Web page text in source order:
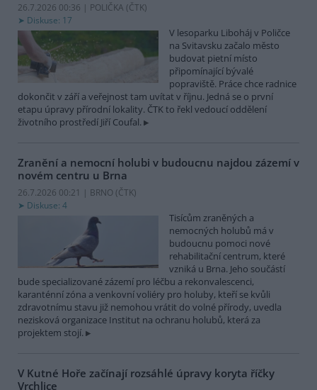
26.7.2026 00:36 | POLIČKA (ČTK)
Diskuse: 17
V lesoparku Liboháj v Poličce
na Svitavsku začalo město
budovat pietní místo
připomínající bývalé
popraviště. Práce chce radnice
dokončit v září a veřejnost tam uvítat v říjnu. Jedná se o první
etapu úpravy přírodní lokality. ČTK to řekl vedoucí oddělení
životního prostředí Jiří Coufal.
Zranění a nemocní holubi v budoucnu najdou zázemí v
novém centru u Brna
26.7.2026 00:21 | BRNO (ČTK)
Diskuse: 4
Tisícům zraněných a
nemocných holubů má v
budoucnu pomoci nové
rehabilitační centrum, které
vzniká u Brna. Jeho součástí
bude specializované zázemí pro léčbu a rekonvalescenci,
karanténní zóna a venkovní voliéry pro holuby, kteří se kvůli
zdravotnímu stavu již nemohou vrátit do volné přírody, uvedla
nezisková organizace Institut na ochranu holubů, která za
projektem stojí.
V Kutné Hoře začínají rozsáhlé úpravy koryta říčky
Vrchlice